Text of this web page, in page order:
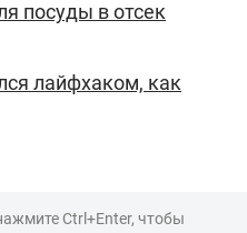
посуды в отсек
лайфхаком, как
Ctrl+Enter, чтобы